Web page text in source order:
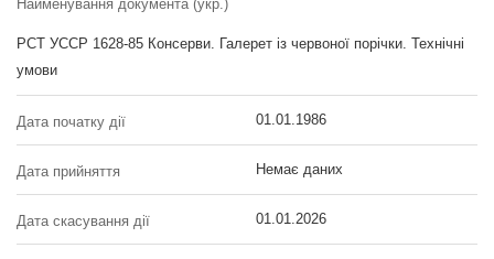
Найменування документа (укр.)
РСТ УССР 1628-85 Консерви. Галерет із червоної порічки. Технічні
умови
Дата початку дії 01.01.1986
Дата прийняття Немає даних
Дата скасування дії 01.01.2026